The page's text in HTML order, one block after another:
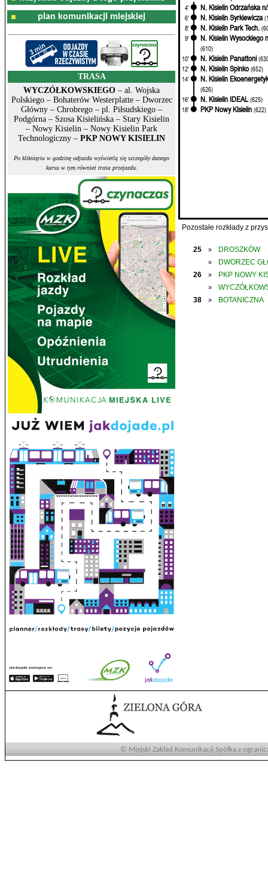
plan komunikacji miejskiej
TRASA
WYCZÓŁKOWSKIEGO – al. Wojska
Polskiego – Bohaterów Westerplatte – Dworzec
Główny – Chrobrego – pl. Piłsudskiego –
Podgórna – Szosa Kisielińska – Stary Kisielin
– Nowy Kisielin – Nowy Kisielin Park
Technologiczny – PKP NOWY KISIELIN
Po kliknięciu w godzinę odjazdu wyświetlą się szczegóły danego
kursu w tym również trasa przejazdu.
4' N. Kisielin Odrzańska
6' N. Kisielin Syrkiewicza
8'
N. Kisielin Park Tech.
9'
N. Kisielin Wysockiego
(610)
10'
N. Kisielin Panattoni
12'
N. Kisielin Spinko (652)
14'
N. Kisielin
(626)
16'
N. Kisielin IDEAL (625)
18'
PKP Nowy Kisielin (622)
Pozostałe rozkłady z
25 » DROSZKÓW
»
DWORZEC
26
» PKP NOWY
»
38
» BOTANICZNA
© Miejski Zakład Komunikacji Spółka z